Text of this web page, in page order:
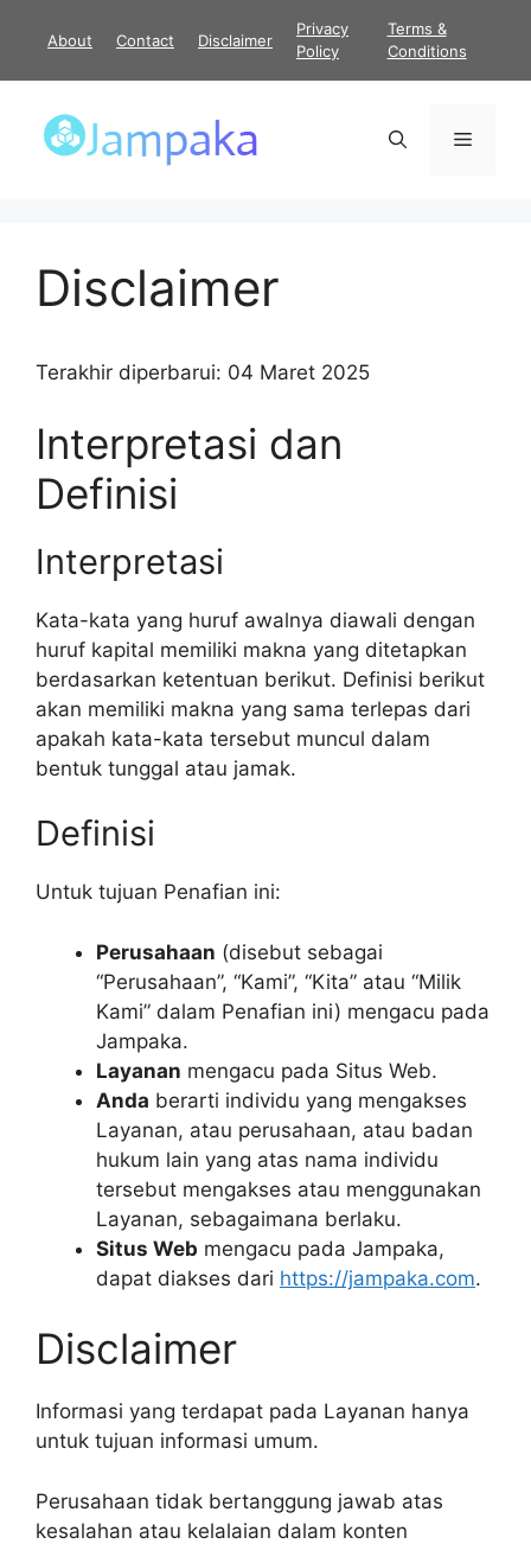
About Contact Disclaimer
Privacy
Policy
Terms &
Conditions
Menu
Disclaimer
Terakhir diperbarui: 04 Maret 2025
Interpretasi dan
Definisi
Interpretasi
Kata-kata yang huruf awalnya diawali dengan
huruf kapital memiliki makna yang ditetapkan
berdasarkan ketentuan berikut. Definisi berikut
akan memiliki makna yang sama terlepas dari
apakah kata-kata tersebut muncul dalam
bentuk tunggal atau jamak.
Definisi
Untuk tujuan Penafian ini:
Perusahaan (disebut sebagai
“Perusahaan”, “Kami”, “Kita” atau “Milik
Kami” dalam Penafian ini) mengacu pada
Jampaka.
Layanan mengacu pada Situs Web.
Anda berarti individu yang mengakses
Layanan, atau perusahaan, atau badan
hukum lain yang atas nama individu
tersebut mengakses atau menggunakan
Layanan, sebagaimana berlaku.
Situs Web mengacu pada Jampaka,
dapat diakses dari https://jampaka.com.
Disclaimer
Informasi yang terdapat pada Layanan hanya
untuk tujuan informasi umum.
Perusahaan tidak bertanggung jawab atas
kesalahan atau kelalaian dalam konten